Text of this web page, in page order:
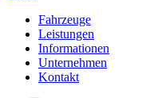
Fahrzeuge
Leistungen
Informationen
Unternehmen
Kontakt